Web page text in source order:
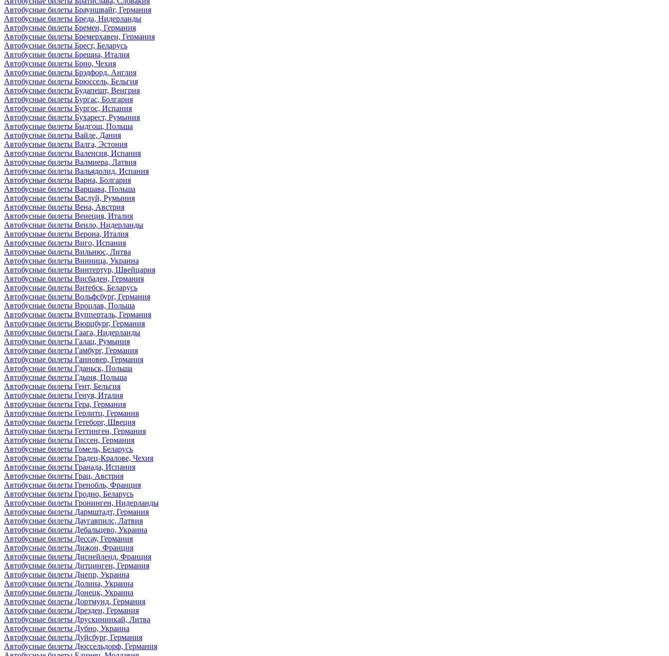
Автобусные билеты Брауншвайг, Германия
Автобусные билеты Бреда, Нидерланды
Автобусные билеты Бремен, Германия
Автобусные билеты Бремерхавен, Германия
Автобусные билеты Брест, Беларусь
Автобусные билеты Брешиа, Италия
Автобусные билеты Брно, Чехия
Автобусные билеты Брэдфорд, Англия
Автобусные билеты Брюссель, Бельгия
Автобусные билеты Будапешт, Венгрия
Автобусные билеты Бургас, Болгария
Автобусные билеты Бургос, Испания
Автобусные билеты Бухарест, Румыния
Автобусные билеты Быдгощ, Польша
Автобусные билеты Вайле, Дания
Автобусные билеты Валга, Эстония
Автобусные билеты Валенсия, Испания
Автобусные билеты Валмиера, Латвия
Автобусные билеты Вальядолид, Испания
Автобусные билеты Варна, Болгария
Автобусные билеты Варшава, Польша
Автобусные билеты Васлуй, Румыния
Автобусные билеты Вена, Австрия
Автобусные билеты Венеция, Италия
Автобусные билеты Венло, Нидерланды
Автобусные билеты Верона, Италия
Автобусные билеты Виго, Испания
Автобусные билеты Вильнюс, Литва
Автобусные билеты Винница, Украина
Автобусные билеты Винтертур, Швейцария
Автобусные билеты Висбаден, Германия
Автобусные билеты Витебск, Беларусь
Автобусные билеты Вольфсбург, Германия
Автобусные билеты Вроцлав, Польша
Автобусные билеты Вупперталь, Германия
Автобусные билеты Вюрцбург, Германия
Автобусные билеты Гаага, Нидерланды
Автобусные билеты Галац, Румыния
Автобусные билеты Гамбург, Германия
Автобусные билеты Ганновер, Германия
Автобусные билеты Гданьск, Польша
Автобусные билеты Гдыня, Польша
Автобусные билеты Гент, Бельгия
Автобусные билеты Генуя, Италия
Автобусные билеты Гера, Германия
Автобусные билеты Герлитц, Германия
Автобусные билеты Гетеборг, Швеция
Автобусные билеты Геттинген, Германия
Автобусные билеты Гиссен, Германия
Автобусные билеты Гомель, Беларусь
Автобусные билеты Градец-Кралове, Чехия
Автобусные билеты Гранада, Испания
Автобусные билеты Грац, Австрия
Автобусные билеты Гренобль, Франция
Автобусные билеты Гродно, Беларусь
Автобусные билеты Гронинген, Нидерланды
Автобусные билеты Дармштадт, Германия
Автобусные билеты Даугавпилс, Латвия
Автобусные билеты Дебальцево, Украина
Автобусные билеты Дессау, Германия
Автобусные билеты Дижон, Франция
Автобусные билеты Диснейленд, Франция
Автобусные билеты Дитцинген, Германия
Автобусные билеты Днепр, Украина
Автобусные билеты Долина, Украина
Автобусные билеты Донецк, Украина
Автобусные билеты Дортмунд, Германия
Автобусные билеты Дрезден, Германия
Автобусные билеты Друскининкай, Литва
Автобусные билеты Дубно, Украина
Автобусные билеты Дуйсбург, Германия
Автобусные билеты Дюссельдорф, Германия